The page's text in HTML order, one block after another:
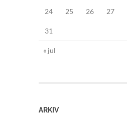
24 25 26 27
31
« jul
ARKIV